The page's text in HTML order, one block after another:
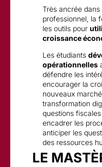
Très ancrée
professionnel, la
les outils pour
croissance
Les étudiants
opérationnelles
défendre les
encourager la
nouveaux
transformation
questions
encadrer les
anticiper les
des ressources
LE